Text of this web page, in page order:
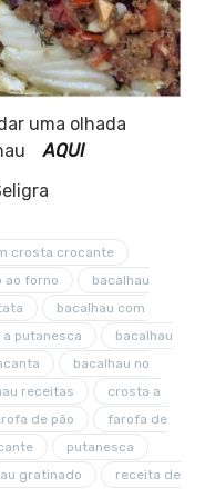
uma olhada
AQUI
crosta crocante
ao forno
bacalhau
bacalhau com
putanesca
bacalhau
bacalhau no
receitas
crosta a
de pão
farofa de
putanesca
gratinado
receita de